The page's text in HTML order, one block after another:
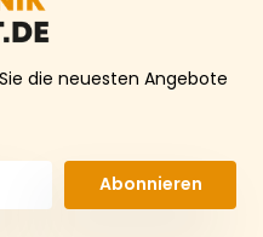
die neuesten Angebote
Abonnieren